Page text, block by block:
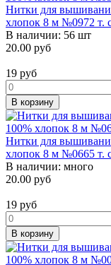
Нитки для
хлопок 8 м №0972 т.
В наличии: 56 шт
20.00 руб
19 руб
В корзину
Нитки для
хлопок 8 м №0665 т.
В наличии: много
20.00 руб
19 руб
В корзину